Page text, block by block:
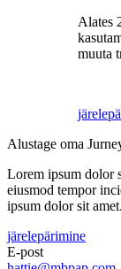
Alates
muuta
Alustage oma
Lorem ipsum dolor
eiusmod tempor
ipsum dolor sit amet.
järelepärimine
E-post